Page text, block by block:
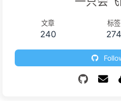
文章
240
标签
274